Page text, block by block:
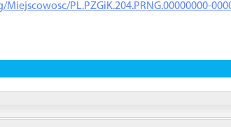
PL.PZGiK.204.PRNG.00000000-